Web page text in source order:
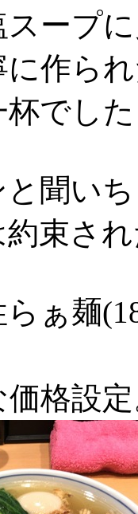
ープ
作ら
でした
聞い
束さ
ぁ麺
格設